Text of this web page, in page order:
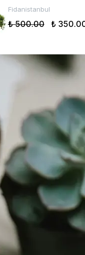
Fidanistanbul
₺ 500.00 ₺